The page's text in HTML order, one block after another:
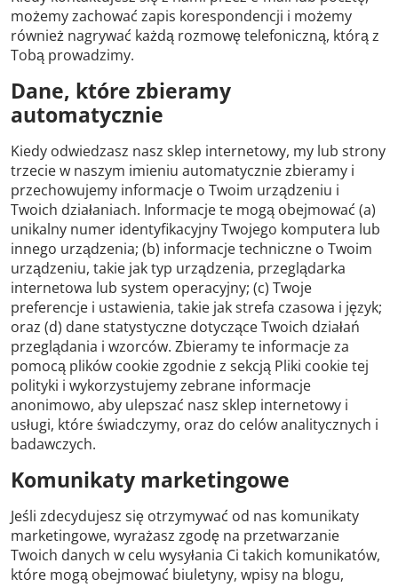
możemy zachować zapis korespondencji i możemy
również nagrywać każdą rozmowę telefoniczną, którą z
Tobą prowadzimy.
Dane, które zbieramy
automatycznie
Kiedy odwiedzasz nasz sklep internetowy, my lub strony
trzecie w naszym imieniu automatycznie zbieramy i
przechowujemy informacje o Twoim urządzeniu i
Twoich działaniach. Informacje te mogą obejmować (a)
unikalny numer identyfikacyjny Twojego komputera lub
innego urządzenia; (b) informacje techniczne o Twoim
urządzeniu, takie jak typ urządzenia, przeglądarka
internetowa lub system operacyjny; (c) Twoje
preferencje i ustawienia, takie jak strefa czasowa i język;
oraz (d) dane statystyczne dotyczące Twoich działań
przeglądania i wzorców. Zbieramy te informacje za
pomocą plików cookie zgodnie z sekcją Pliki cookie tej
polityki i wykorzystujemy zebrane informacje
anonimowo, aby ulepszać nasz sklep internetowy i
usługi, które świadczymy, oraz do celów analitycznych i
badawczych.
Komunikaty marketingowe
Jeśli zdecydujesz się otrzymywać od nas komunikaty
marketingowe, wyrażasz zgodę na przetwarzanie
Twoich danych w celu wysyłania Ci takich komunikatów,
które mogą obejmować biuletyny, wpisy na blogu,